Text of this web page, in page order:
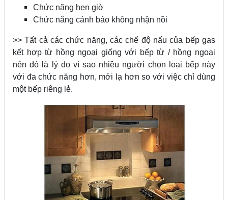
Chức năng hẹn giờ
Chức năng cảnh báo không nhận nồi
>> Tất cả các chức năng, các chế độ nấu của bếp gas
kết hợp từ hồng ngoại giống với bếp từ / hồng ngoại
nên đó là lý do vì sao nhiều người chọn loại bếp này
với đa chức năng hơn, mới lạ hơn so với việc chỉ dùng
một bếp riêng lẻ.